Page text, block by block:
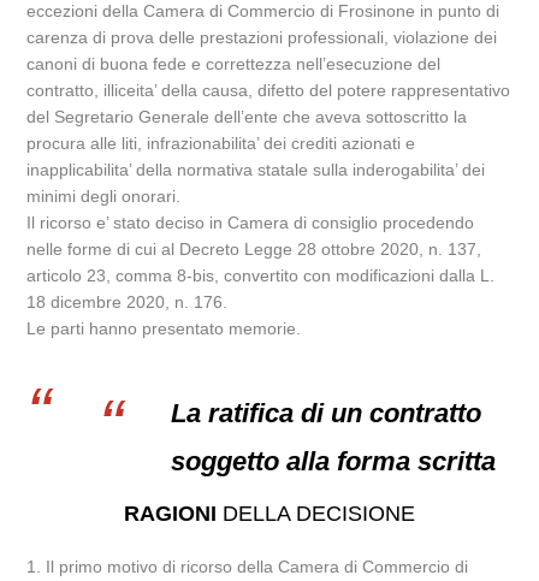
eccezioni della Camera di Commercio di Frosinone in punto di
carenza di prova delle prestazioni professionali, violazione dei
canoni di buona fede e correttezza nell’esecuzione del
contratto, illiceita’ della causa, difetto del potere rappresentativo
del Segretario Generale dell’ente che aveva sottoscritto la
procura alle liti, infrazionabilita’ dei crediti azionati e
inapplicabilita’ della normativa statale sulla inderogabilita’ dei
minimi degli onorari.
Il ricorso e’ stato deciso in Camera di consiglio procedendo
nelle forme di cui al Decreto Legge 28 ottobre 2020, n. 137,
articolo 23, comma 8-bis, convertito con modificazioni dalla L.
18 dicembre 2020, n. 176.
Le parti hanno presentato memorie.
La ratifica di un contratto
soggetto alla forma scritta
RAGIONI DELLA DECISIONE
1. Il primo motivo di ricorso della Camera di Commercio di